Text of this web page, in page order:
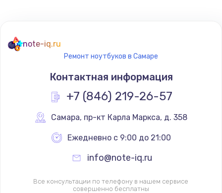
note-iq.ru
Ремонт ноутбуков в Самаре
Контактная информация
+7 (846) 219-26-57
Самара, пр-кт Карла Маркса, д. 358
Ежедневно с 9:00 до 21:00
info@note-iq.ru
Все консультации по телефону в нашем сервисе
совершенно бесплатны